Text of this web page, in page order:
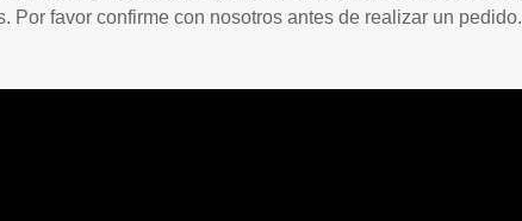
Por favor confirme con nosotros antes de realizar un pedido.